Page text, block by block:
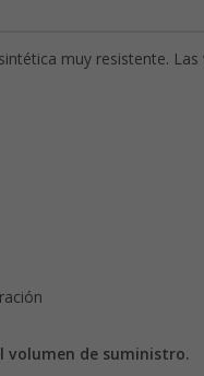
muy resistente. Las
volumen de suministro.